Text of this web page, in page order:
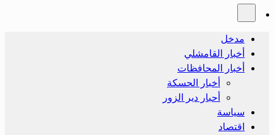
مدخل
أخبار القامشلي
أخبار المحافظات
أخبار الحسكة
أحبار دير الزور
سياسة
اقتصاد